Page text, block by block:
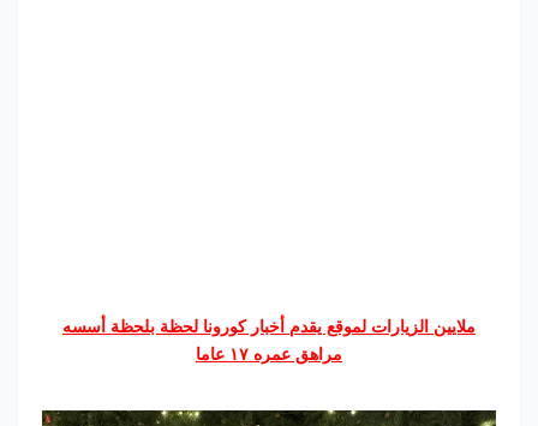
ملايين الزيارات لموقع يقدم أخبار كورونا لحظة بلحظة أسسه
مراهق عمره ١٧ عاما